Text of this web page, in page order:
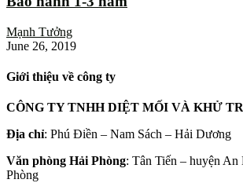
Mạnh Tưởng
June 26, 2019
Giới thiệu về công ty
CÔNG TY TNHH DIỆT MỐI VÀ KHỬ
Địa chỉ: Phú Điền – Nam Sách – Hải Dương
Văn phòng Hải Phòng: Tân Tiến – huyện
Phòng